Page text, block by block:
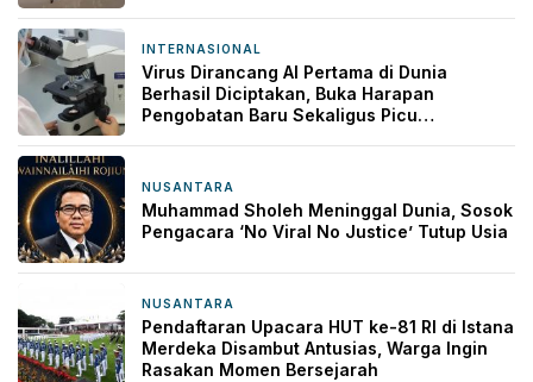
INTERNASIONAL
Virus Dirancang AI Pertama di Dunia
Berhasil Diciptakan, Buka Harapan
Pengobatan Baru Sekaligus Picu
NUSANTARA
Muhammad Sholeh Meninggal Dunia, Sosok
Pengacara ‘No Viral No Justice’ Tutup Usia
NUSANTARA
Pendaftaran Upacara HUT ke-81 RI di Istana
Merdeka Disambut Antusias, Warga Ingin
Rasakan Momen Bersejarah